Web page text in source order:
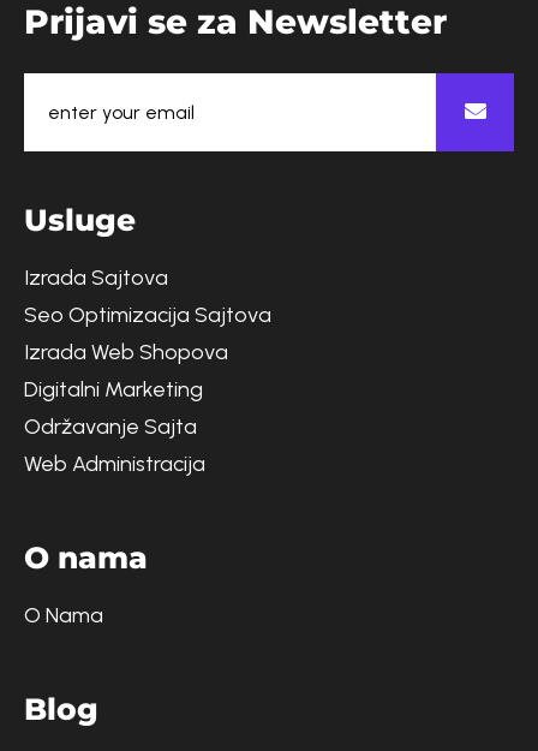
Prijavi se za Newsletter
Usluge
Izrada Sajtova
Seo Optimizacija Sajtova
Izrada Web Shopova
Digitalni Marketing
Održavanje Sajta
Web Administracija
O nama
O Nama
Blog